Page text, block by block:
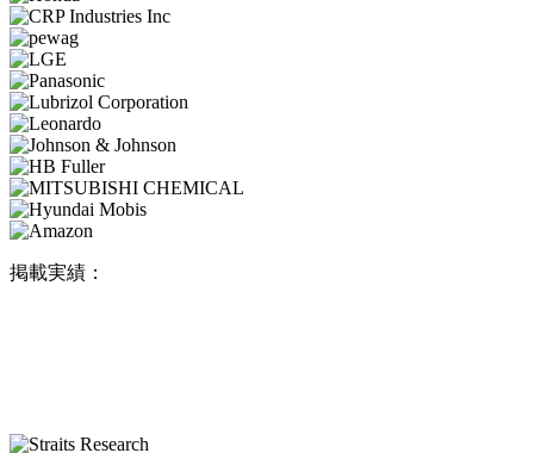
掲載実績：